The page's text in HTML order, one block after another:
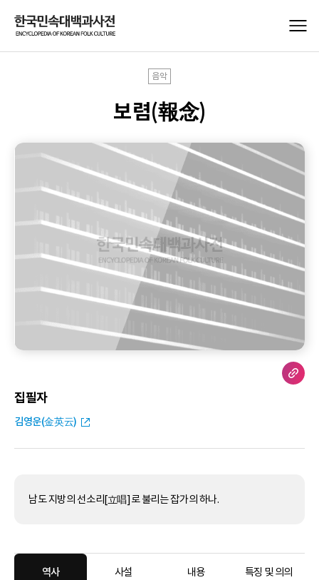
음악
보렴(報念)
집필자
김영운(金英云)
남도 지방의 선소리[立唱]로 불리는 잡가의 하나.
역사 사설 내용 특징 및 의의